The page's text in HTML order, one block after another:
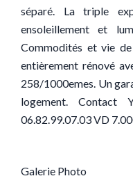
séparé. La triple
ensoleillement et
Commodités et vie
entièrement rénové
258/1000emes. Un
logement. Contact
06.82.99.07.03 VD
Galerie Photo